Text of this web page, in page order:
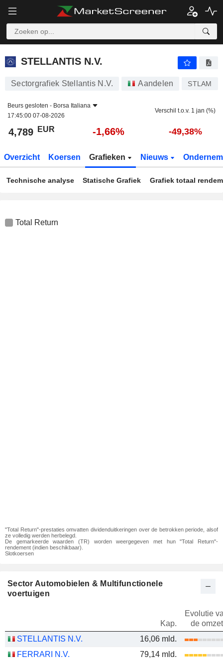
STELLANTIS N.V.
STELLANTIS N.V.
Sectorgrafiek Stellantis N.V. Aandelen STLAM
Beurs gesloten - Borsa Italiana
17:45:00 07-08-2026
Verschil t.o.v. 1 jan (%)
4,789 EUR -1,66% -49,38%
Overzicht Koersen Grafieken Nieuws
Technische analyse Statische Grafiek Grafiek totaal
Total Return
"Total Return"-prestaties omvatten dividenduitkeringen over de betrokken periode, alsof
ze volledig werden herbelegd.
De gemarkeerde waarden (TR) worden weergegeven met hun "Total Return"-
rendement (indien beschikbaar).
Slotkoersen
Sector Automobielen & Multifunctionele
voertuigen
Kap.
Evolutie
de omzet
STELLANTIS N.V.
16,06 mld.
FERRARI N.V.
79,14 mld.